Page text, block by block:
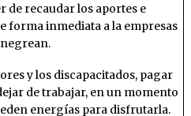
de recaudar los aportes e
forma inmediata a la empresas
y los discapacitados, pagar
de trabajar, en un momento
energías para disfrutarla.